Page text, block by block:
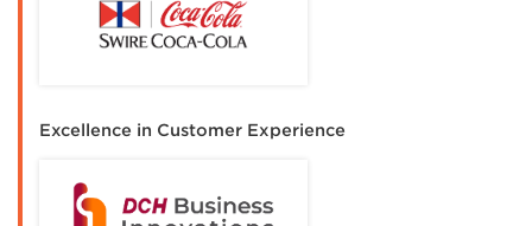
Excellence in Customer Experience